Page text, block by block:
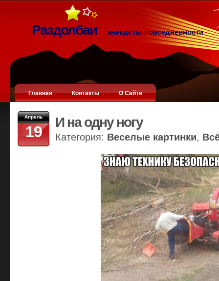
Раздолбаи анекдоты повседневности
Главная Контакты О Сайте
Апрель
19
И на одну ногу
Категория: Веселые картинки,